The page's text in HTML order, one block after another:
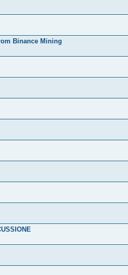
Binance Mining